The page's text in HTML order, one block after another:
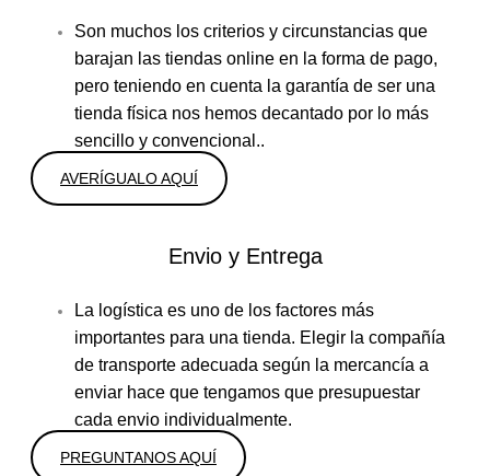
Son muchos los criterios y circunstancias que
barajan las tiendas online en la forma de pago,
pero teniendo en cuenta la garantía de ser una
tienda física nos hemos decantado por lo más
sencillo y convencional..
AVERÍGUALO AQUÍ
Envio y Entrega
La logística es uno de los factores más
importantes para una tienda. Elegir la compañía
de transporte adecuada según la mercancía a
enviar hace que tengamos que presupuestar
cada envio individualmente.
PREGUNTANOS AQUÍ